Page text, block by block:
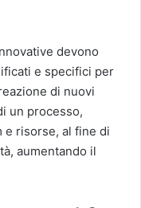
devono
e specifici per
di nuovi
un processo,
e risorse, al fine di
aumentando il